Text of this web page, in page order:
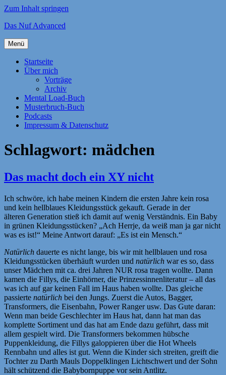
Zum Inhalt springen
Das Nuf Advanced
Menü
Startseite
Über mich
Vorträge
Archiv
Mental Load-Buch
Musterbruch-Buch
Podcasts
Impressum & Datenschutz
Schlagwort: mädchen
Das macht doch ein XY nicht
Ich schwöre, ich habe meinen Kindern die ersten Jahre kein rosa
und kein hellblaues Kleidungsstück gekauft. Gerade in der
älteren Generation stieß ich damit auf wenig Verständnis. Ein Baby
in grünen Kleidungsstücken? „Ach Herrje, da weiß man ja gar nicht
was es ist!“ Meine Antwort darauf: „Es ist ein Mensch.“
Natürlich dauerte es nicht lange, bis wir mit hellblauen und rosa
Kleidungsstücken überhäuft wurden und natürlich war es so, dass
unser Mädchen mit ca. drei Jahren NUR rosa tragen wollte. Dann
kamen die Fillys, die Einhörner, die Prinzessinnenliteratur – all das
was ich auf gar keinen Fall im Haus haben wollte. Das gleiche
passierte natürlich bei den Jungs. Zuerst die Autos, Bagger,
Transformers, die Eisenbahn, Power Ranger usw. Das Gute daran:
Wenn man beide Geschlechter im Haus hat, dann hat man das
komplette Sortiment und das hat am Ende dazu geführt, dass mit
allem gespielt wird. Die Transformers bekommen hübsche
Puppenkleidung, die Fillys galoppieren über die Hot Wheels
Rennbahn und alles ist gut. Wenn die Kinder sich streiten, greift die
Tochter zu Darth Mauls Doppelklingen Lichtschwert und der Sohn
hält schützend die Babybornpuppe vor sein Antlitz.